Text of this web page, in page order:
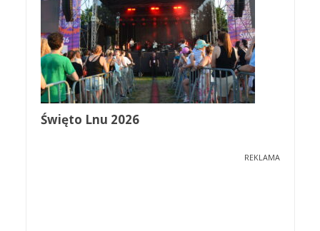
Święto Lnu 2026
REKLAMA